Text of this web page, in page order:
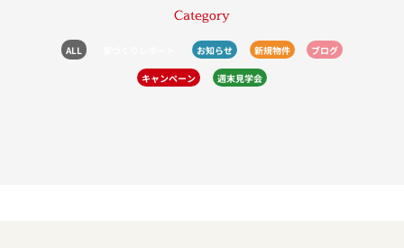
Category
ALL お知らせ 新規物件 ブログ
キャンペーン 週末見学会